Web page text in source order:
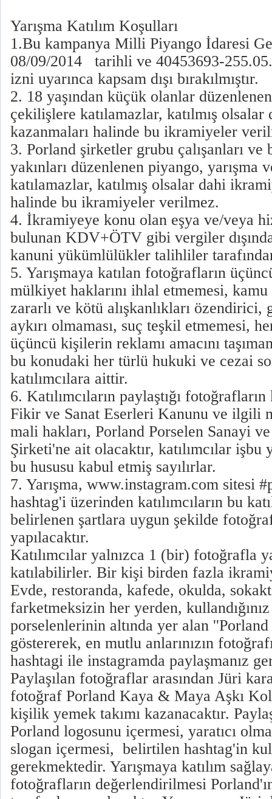
Yarışma Katılım Koşulları
1.Bu kampanya Milli Piyango İdaresi
08/09/2014 tarihli ve 40453693-
izni uyarınca kapsam dışı bırakılmıştır.
2. 18 yaşından küçük olanlar
çekilişlere katılamazlar, katılmış
kazanmaları halinde bu ikramiyeler
3. Porland şirketler grubu çalışanları ve
yakınları düzenlenen piyango, yarışma
katılamazlar, katılmış olsalar dahi
halinde bu ikramiyeler verilmez.
4. İkramiyeye konu olan eşya ve/veya
bulunan KDV+ÖTV gibi vergiler
kanuni yükümlülükler talihliler
5. Yarışmaya katılan fotoğrafların
mülkiyet haklarını ihlal etmemesi,
zararlı ve kötü alışkanlıkları özendirici,
aykırı olmaması, suç teşkil etmemesi,
üçüncü kişilerin reklamı amacını
bu konudaki her türlü hukuki ve cezai
katılımcılara aittir.
6. Katılımcıların paylaştığı
Fikir ve Sanat Eserleri Kanunu ve ilgili
mali hakları, Porland Porselen Sanayi
Şirketi'ne ait olacaktır, katılımcılar işbu
bu hususu kabul etmiş sayılırlar.
7. Yarışma, www.instagram.com sitesi
hashtag'i üzerinden katılımcıların bu
belirlenen şartlara uygun şekilde
yapılacaktır.
Katılımcılar yalnızca 1 (bir) fotoğrafla
katılabilirler. Bir kişi birden fazla
Evde, restoranda, kafede, okulda,
farketmeksizin her yerden,
porselenlerinin altında yer alan
göstererek, en mutlu anlarınızın
hashtagi ile instagramda paylaşmanız
Paylaşılan fotoğraflar arasından Jüri
fotoğraf Porland Kaya & Maya Aşkı
kişilik yemek takımı kazanacaktır.
Porland logosunu içermesi, yaratıcı
slogan içermesi, belirtilen hashtag'in
gerekmektedir. Yarışmaya katılım
fotoğrafların değerlendirilmesi